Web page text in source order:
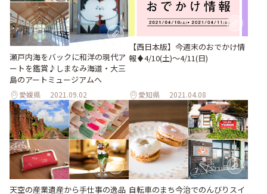
瀬戸内海をバックに和洋の現代ア
ートを鑑賞♪しまなみ海道・大三
島のアートミュージアムへ
愛媛県 2021.09.02
【西日本版】今週末のおでかけ情
報♦︎4/10(土)〜4/11(日)
愛知県 2021.04.08
天空の産業遺産から手仕事の逸品 自転車のまち今治でのんびりスイ